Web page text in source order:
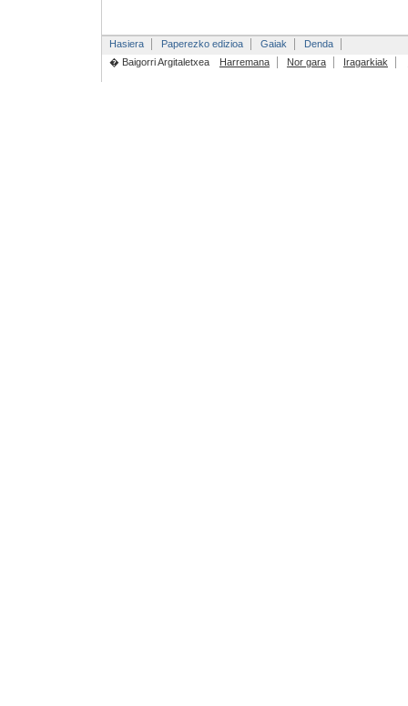
Hasiera Paperezko edizioa Gaiak
Denda
� Baigorri Argitaletxea
Harremana Nor gara Iragarkiak